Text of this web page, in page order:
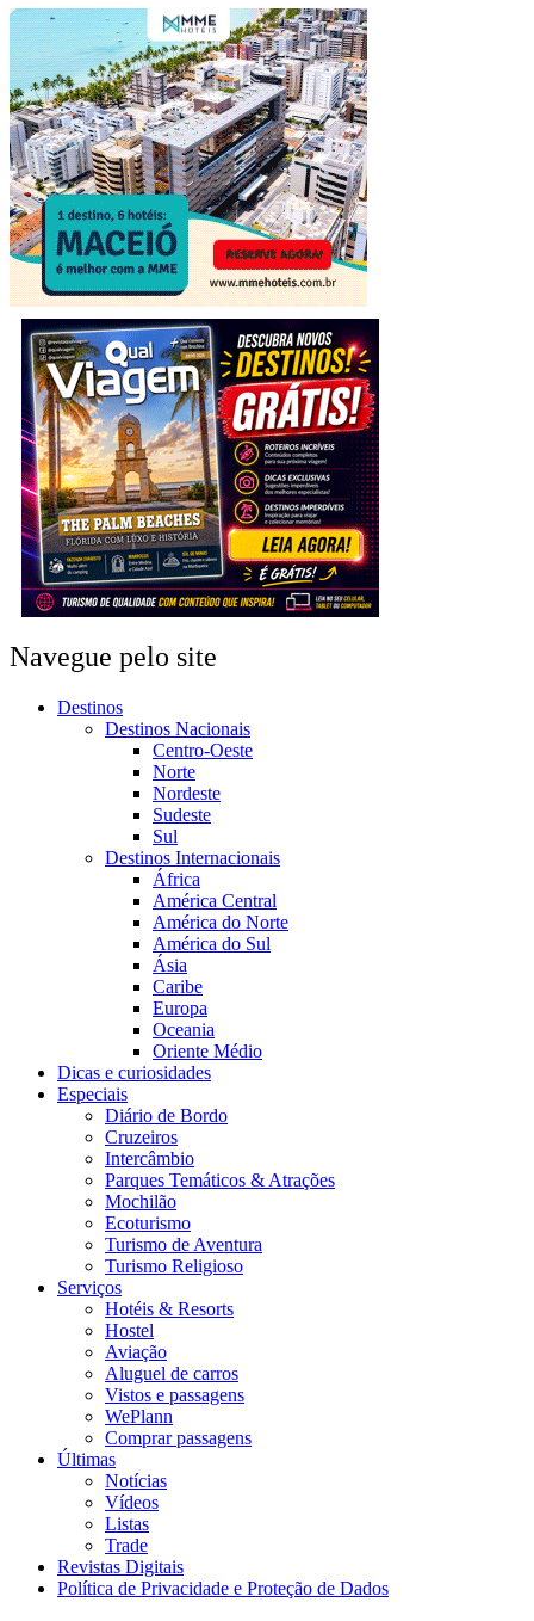
Navegue pelo site
Destinos
Destinos Nacionais
Centro-Oeste
Norte
Nordeste
Sudeste
Sul
Destinos Internacionais
África
América Central
América do Norte
América do Sul
Ásia
Caribe
Europa
Oceania
Oriente Médio
Dicas e curiosidades
Especiais
Diário de Bordo
Cruzeiros
Intercâmbio
Parques Temáticos & Atrações
Mochilão
Ecoturismo
Turismo de Aventura
Turismo Religioso
Serviços
Hotéis & Resorts
Hostel
Aviação
Aluguel de carros
Vistos e passagens
WePlann
Comprar passagens
Últimas
Notícias
Vídeos
Listas
Trade
Revistas Digitais
Política de Privacidade e Proteção de Dados